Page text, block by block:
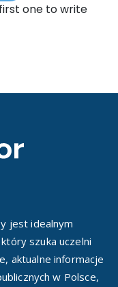
one to write
jest idealnym
szuka uczelni
aktualne informacje
w Polsce,